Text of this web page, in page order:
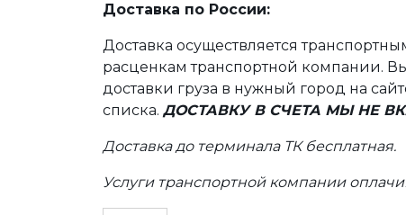
Доставка по России:
Доставка осуществляется
расценкам транспортной компании.
доставки груза в нужный город на
списка. ДОСТАВКУ В СЧЕТА МЫ НЕ
Доставка до терминала ТК бесплатная.
Услуги транспортной компании